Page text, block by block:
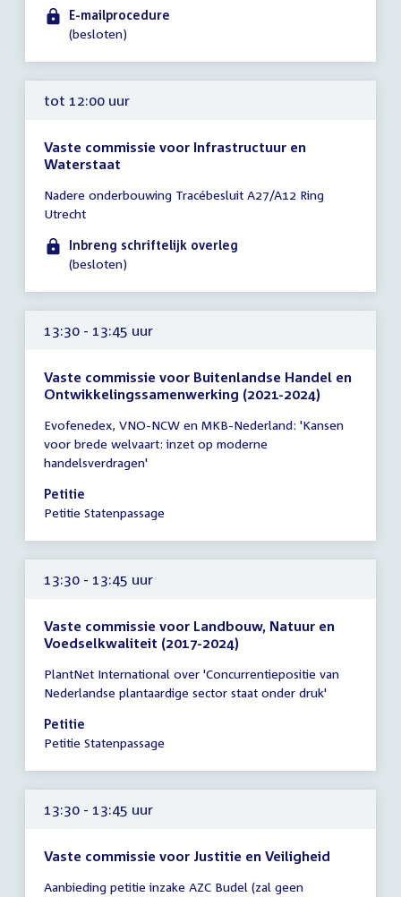
uur
E-mailprocedure
(besloten)
tot 12:00 uur
Vaste commissie voor Infrastructuur en
Waterstaat
vergadering
tot
12:00
uur
Nadere onderbouwing Tracébesluit A27/A12 Ring
Utrecht
Inbreng schriftelijk overleg
(besloten)
13:30 - 13:45 uur
Vaste commissie voor Buitenlandse Handel en
Ontwikkelingssamenwerking (2021-2024)
vergadering
13:30
-
13:45
uur
Evofenedex, VNO-NCW en MKB-Nederland: 'Kansen
voor brede welvaart: inzet op moderne
handelsverdragen'
Petitie
Petitie Statenpassage
13:30 - 13:45 uur
Vaste commissie voor Landbouw, Natuur en
Voedselkwaliteit (2017-2024)
vergadering
13:30
-
13:45
PlantNet International over 'Concurrentiepositie van
Nederlandse plantaardige sector staat onder druk'
Petitie
Petitie Statenpassage
13:30 - 13:45 uur
Vaste commissie voor Justitie en Veiligheid
vergadering
Aanbieding petitie inzake AZC Budel (zal geen